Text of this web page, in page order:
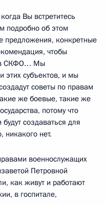
Вы встретитесь
подробно об этом
предложения, конкретные
чтобы
в СКФО… Мы
этих субъектов, и мы
советы по правам
же боевые, такие же
потому что
создаваться для
никакого нет.
военнослужащих
Петровной
как живут и работают
в госпитале,